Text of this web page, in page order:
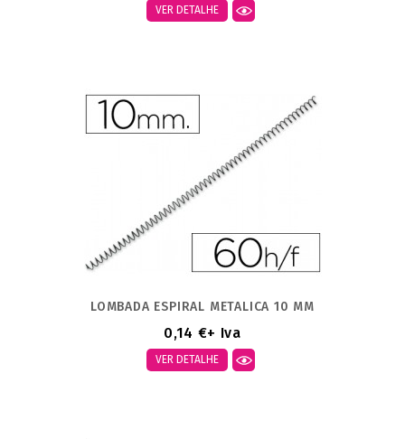
VER DETALHE
LOMBADA ESPIRAL METALICA 10 MM
0,14 €+ Iva
VER DETALHE